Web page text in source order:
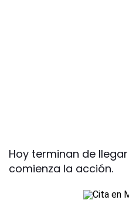
Hoy terminan de
comienza la acción.